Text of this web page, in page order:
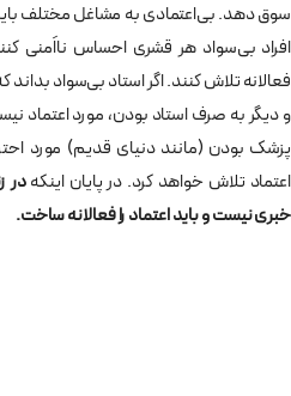
سوق دهد. بی‌اعتمادی به مشاغل مختلف
افراد بی‌سواد هر قشری احساس نااَمنی
فعالانه تلاش کنند. اگر استاد بی‌سواد
و دیگر به صرف استاد بودن، مورد اعتماد
پزشک بودن (مانند دنیای قدیم) مورد
اعتماد تلاش خواهد کرد. در پایان اینکهدر
خبری نیست و باید اعتماد را فعالانه ساخت.